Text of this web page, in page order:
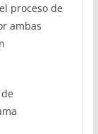
proceso de
ambas